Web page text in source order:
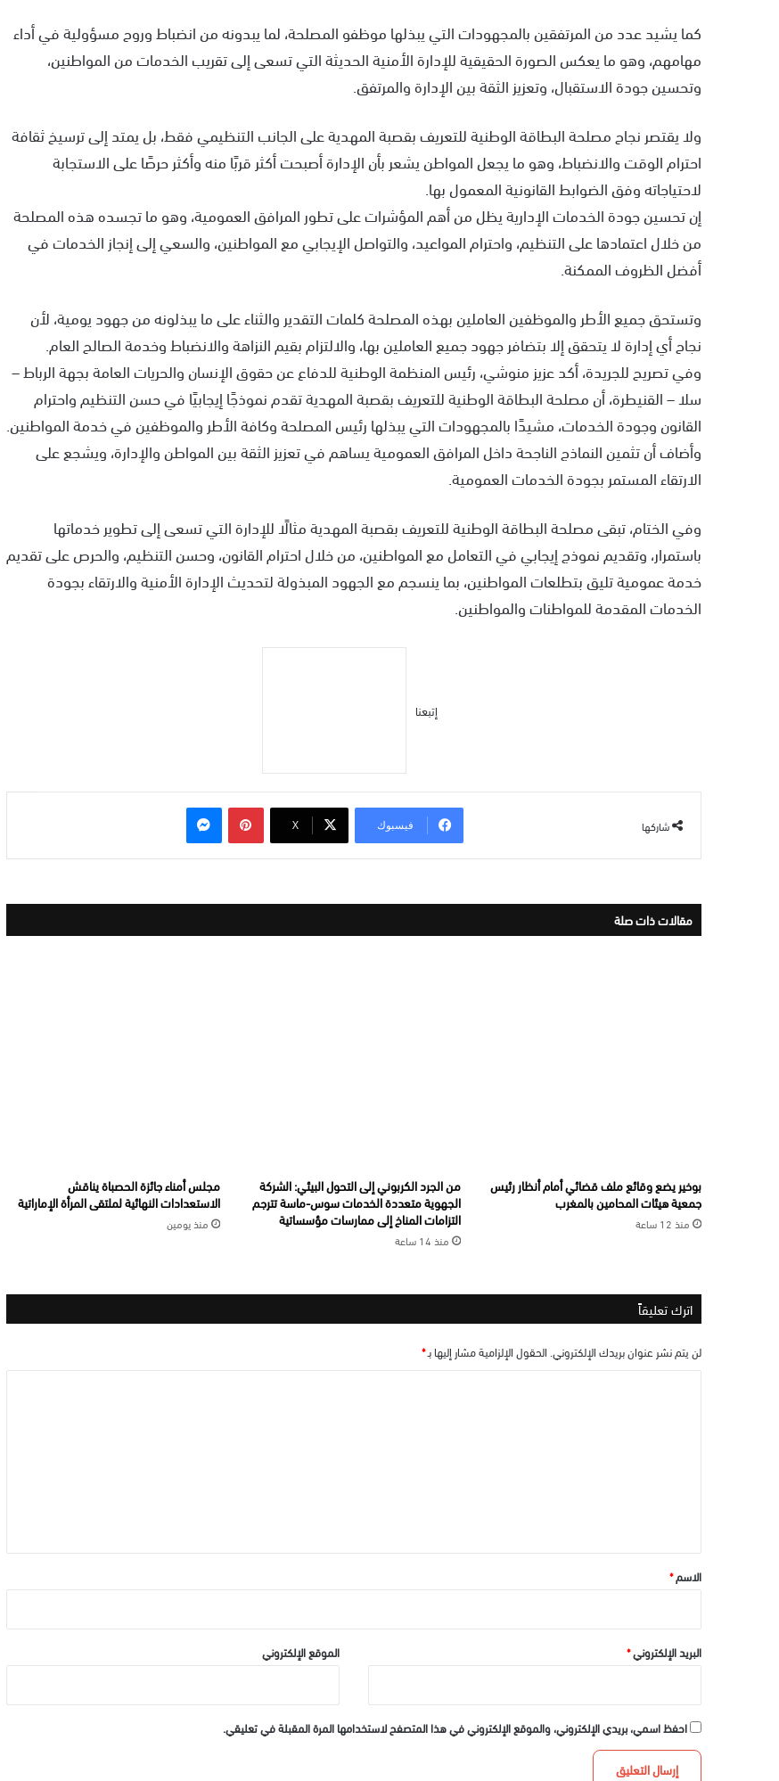
كما يشيد عدد من المرتفقين بالمجهودات التي يبذلها موظفو المصلحة، لما يبدونه من انضباط وروح مسؤولية في أداء
مهامهم، وهو ما يعكس الصورة الحقيقية للإدارة الأمنية الحديثة التي تسعى إلى تقريب الخدمات من المواطنين،
وتحسين جودة الاستقبال، وتعزيز الثقة بين الإدارة والمرتفق.
ولا يقتصر نجاح مصلحة البطاقة الوطنية للتعريف بقصبة المهدية على الجانب التنظيمي فقط، بل يمتد إلى ترسيخ ثقافة
احترام الوقت والانضباط، وهو ما يجعل المواطن يشعر بأن الإدارة أصبحت أكثر قربًا منه وأكثر حرصًا على الاستجابة
لاحتياجاته وفق الضوابط القانونية المعمول بها.
إن تحسين جودة الخدمات الإدارية يظل من أهم المؤشرات على تطور المرافق العمومية، وهو ما تجسده هذه المصلحة
من خلال اعتمادها على التنظيم، واحترام المواعيد، والتواصل الإيجابي مع المواطنين، والسعي إلى إنجاز الخدمات في
أفضل الظروف الممكنة.
وتستحق جميع الأطر والموظفين العاملين بهذه المصلحة كلمات التقدير والثناء على ما يبذلونه من جهود يومية، لأن
نجاح أي إدارة لا يتحقق إلا بتضافر جهود جميع العاملين بها، والالتزام بقيم النزاهة والانضباط وخدمة الصالح العام.
وفي تصريح للجريدة، أكد عزيز منوشي، رئيس المنظمة الوطنية للدفاع عن حقوق الإنسان والحريات العامة بجهة الرباط –
سلا – القنيطرة، أن مصلحة البطاقة الوطنية للتعريف بقصبة المهدية تقدم نموذجًا إيجابيًا في حسن التنظيم واحترام
القانون وجودة الخدمات، مشيدًا بالمجهودات التي يبذلها رئيس المصلحة وكافة الأطر والموظفين في خدمة المواطنين.
وأضاف أن تثمين النماذج الناجحة داخل المرافق العمومية يساهم في تعزيز الثقة بين المواطن والإدارة، ويشجع على
الارتقاء المستمر بجودة الخدمات العمومية.
وفي الختام، تبقى مصلحة البطاقة الوطنية للتعريف بقصبة المهدية مثالًا للإدارة التي تسعى إلى تطوير خدماتها
باستمرار، وتقديم نموذج إيجابي في التعامل مع المواطنين، من خلال احترام القانون، وحسن التنظيم، والحرص على تقديم
خدمة عمومية تليق بتطلعات المواطنين، بما ينسجم مع الجهود المبذولة لتحديث الإدارة الأمنية والارتقاء بجودة
الخدمات المقدمة للمواطنات والمواطنين.
إتبعنا
شاركها فيسبوك ‫X
بينتيريست
مقالات ذات صلة
بوخير يضع وقائع ملف قضائي أمام أنظار رئيس
جمعية هيئات المحامين بالمغرب
منذ 12 ساعة
من الجرد الكربوني إلى التحول البيئي: الشركة
الجهوية متعددة الخدمات سوس-ماسة تترجم
التزامات المناخ إلى ممارسات مؤسساتية
منذ 14 ساعة
مجلس أمناء جائزة الحصباة يناقش
الاستعدادات النهائية لملتقى المرأة الإماراتية
منذ يومين
اترك تعليقاً
لن يتم نشر عنوان بريدك الإلكتروني. الحقول الإلزامية مشار إليها بـ*
*الاسم*
البريد الإلكتروني* الموقع الإلكتروني
احفظ اسمي، بريدي الإلكتروني، والموقع الإلكتروني في هذا المتصفح لاستخدامها المرة المقبلة في تعليقي.